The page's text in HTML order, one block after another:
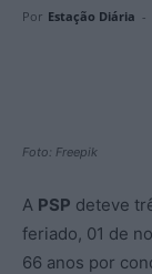
Por Estação Diária -
Foto: Freepik
A PSP deteve
feriado, 01 de
66 anos por